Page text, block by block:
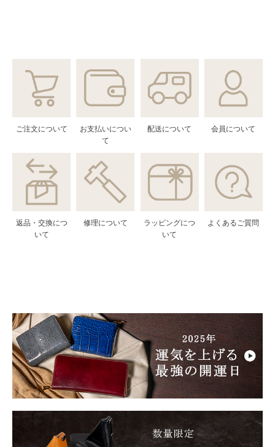
ご注文について
お支払いについ
て
配送について 会員について
返品・交換につ
いて
修理について
ラッピングにつ
いて
よくあるご質問